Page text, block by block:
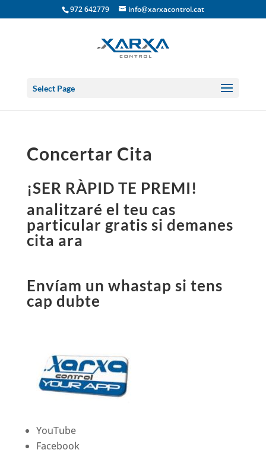
972 642779 info@xarxacontrol.cat
Select Page
Concertar Cita
¡SER RÀPID TE PREMI!
analitzaré el teu cas
particular gratis si demanes
cita ara
Envíam un whastap si tens
cap dubte
YouTube
Facebook